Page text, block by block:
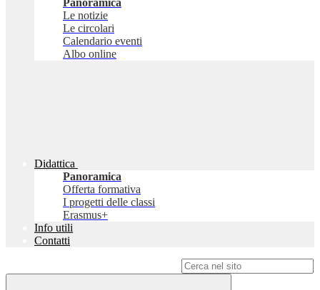
Panoramica
Le notizie
Le circolari
Calendario eventi
Albo online
Didattica
Panoramica
Offerta formativa
I progetti delle classi
Erasmus+
Info utili
Contatti